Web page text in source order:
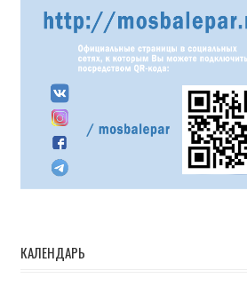
КАЛЕНДАРЬ